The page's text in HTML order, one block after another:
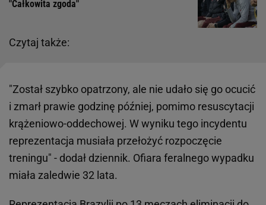
Czytaj także:
"Całkowita zgoda"
"Został szybko opatrzony, ale nie udało się go ocucić
i zmarł prawie godzinę później, pomimo resuscytacji
krążeniowo-oddechowej. W wyniku tego incydentu
reprezentacja musiała przełożyć rozpoczęcie
treningu" - dodał dziennik. Ofiara feralnego wypadku
miała zaledwie 32 lata.